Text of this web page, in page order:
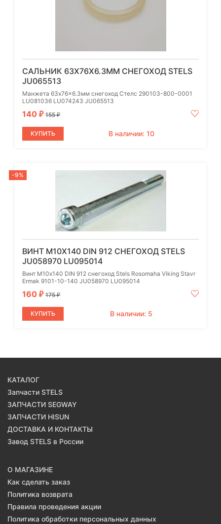
САЛЬНИК 63X76X6.3ММ CНЕГОХОД STELS
JU065513
Манжета 63x76x6.3мм cнегоход Стелс 290103-800-0001
LU081036 LU074243 JU065513
140 ₽ 155₽
КУПИТЬ В наличии: 10
-9%
ВИНТ М10Х140 DIN 912 CНЕГОХОД STELS
JU058970 LU095014
Винт М10х140 DIN 912 снегоход Stels Rosomaha Viking Stavr
Ermak 9101-10-140 JU058970 LU095014
160 ₽ 175₽
КУПИТЬ В наличии: 5
КАТАЛОГ
Запчасти STELS
ЗАПЧАСТИ SEGWAY
ЗАПЧАСТИ HISUN
ДОСТАВКА И КОНТАКТЫ
Завод STELS в России
О МАГАЗИНЕ
Как сделать заказ
Политика возврата
Правила проведения акции
Политика обработки персональных данных